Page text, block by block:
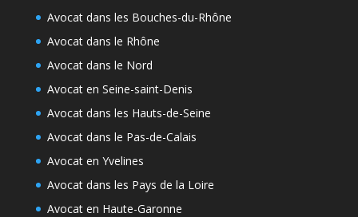
Avocat dans les Bouches-du-Rhône
Avocat dans le Rhône
Avocat dans le Nord
Avocat en Seine-saint-Denis
Avocat dans les Hauts-de-Seine
Avocat dans le Pas-de-Calais
Avocat en Yvelines
Avocat dans les Pays de la Loire
Avocat en Haute-Garonne